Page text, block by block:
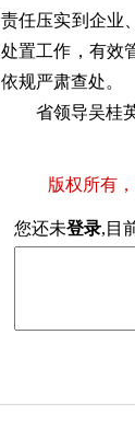
责任压实到企业
处置工作，有效
依规严肃查处。
省领导吴桂英
版权所有
您还未登录,目